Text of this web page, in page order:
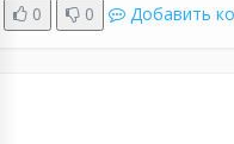
0 0 Добавить